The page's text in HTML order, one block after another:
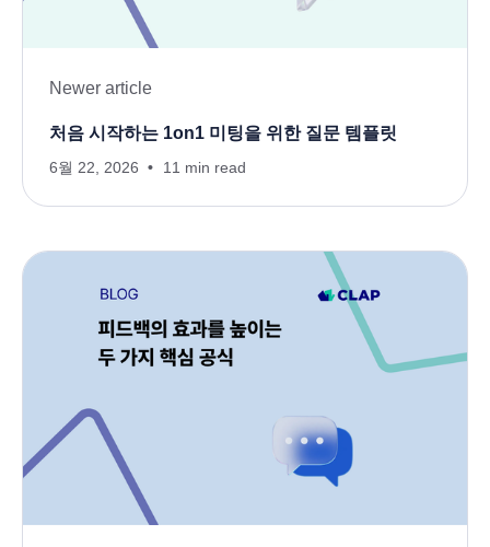
Newer article
처음 시작하는 1on1 미팅을 위한 질문 템플릿
6월 22, 2026 11 min read